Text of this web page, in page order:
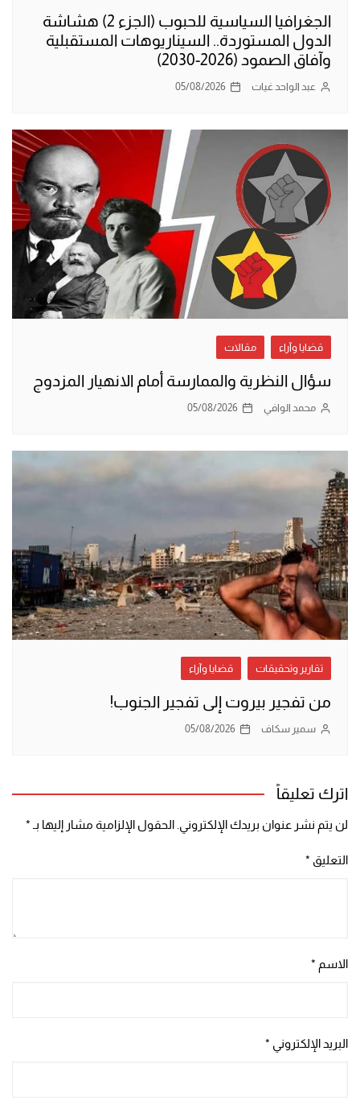
الجغرافيا السياسية للحبوب (الجزء 2) هشاشة
الدول المستوردة.. السيناريوهات المستقبلية
وآفاق الصمود (2026-2030)
عبد الواحد غيات 05/08/2026
قضايا وآراء مقالات
سؤال النظرية والممارسة أمام الانهيار المزدوج
محمد الوافي 05/08/2026
تقارير وتحقيقات قضايا وآراء
من تفجير بيروت إلى تفجير الجنوب!
سمير سكاف 05/08/2026
اترك تعليقاً
لن يتم نشر عنوان بريدك الإلكتروني. الحقول الإلزامية مشار إليها بـ *
التعليق *
الاسم *
البريد الإلكتروني *